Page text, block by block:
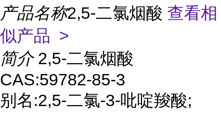
产品名称2,5-二氯烟酸 查看相
似产品 >
简介 2,5-二氯烟酸
CAS:59782-85-3
别名:2,5-二氯-3-吡啶羧酸;